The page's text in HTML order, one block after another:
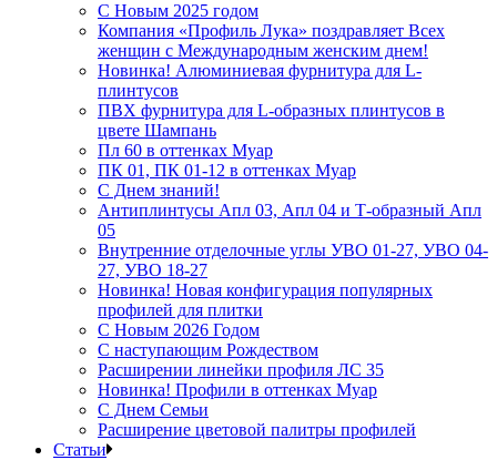
С Новым 2025 годом
Компания «Профиль Лука» поздравляет Всех
женщин с Международным женским днем!
Новинка! Алюминиевая фурнитура для L-
плинтусов
ПВХ фурнитура для L-образных плинтусов в
цвете Шампань
Пл 60 в оттенках Муар
ПК 01, ПК 01-12 в оттенках Муар
С Днем знаний!
Антиплинтусы Апл 03, Апл 04 и Т-образный Апл
05
Внутренние отделочные углы УВО 01-27, УВО 04-
27, УВО 18-27
Новинка! Новая конфигурация популярных
профилей для плитки
С Новым 2026 Годом
С наступающим Рождеством
Расширении линейки профиля ЛС 35
Новинка! Профили в оттенках Муар
С Днем Семьи
Расширение цветовой палитры профилей
Статьи